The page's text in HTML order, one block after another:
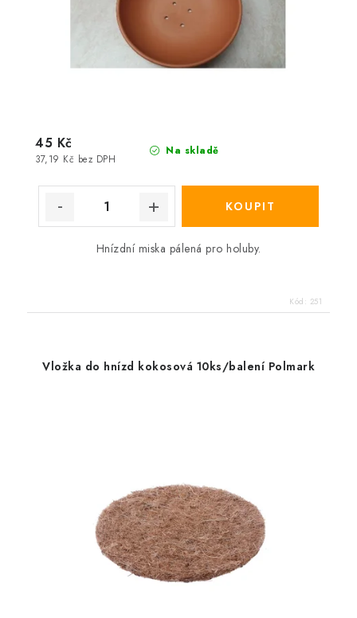
Na skladě
37,19 Kč bez DPH
45 Kč
Hnízdní miska pálená pro holuby.
Kód: 251
Vložka do hnízd kokosová 10ks/balení Polmark